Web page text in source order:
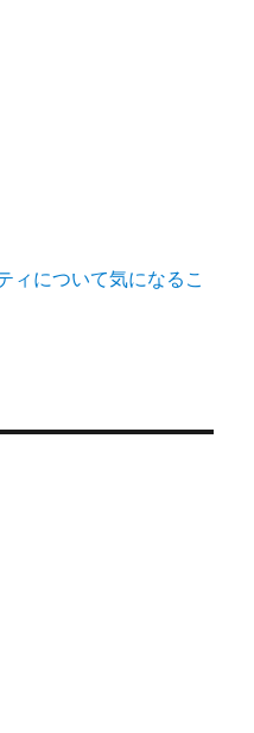
ィについて気になるこ